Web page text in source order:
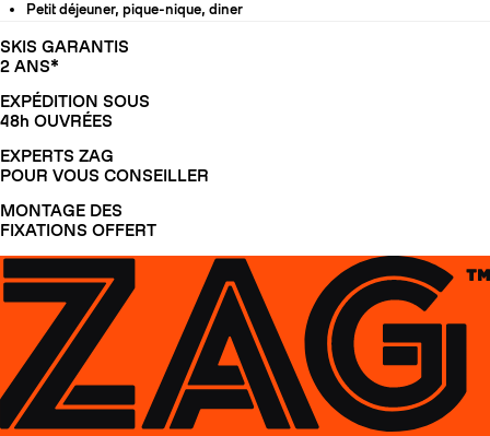
Petit déjeuner, pique-nique, diner
SKIS GARANTIS
2 ANS*
EXPÉDITION SOUS
48h OUVRÉES
EXPERTS ZAG
POUR VOUS CONSEILLER
MONTAGE DES
FIXATIONS OFFERT